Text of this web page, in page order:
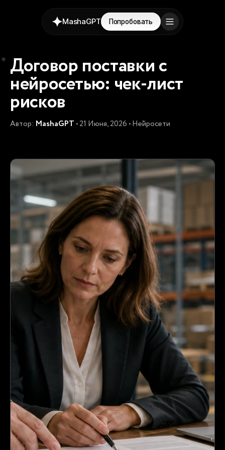
MashaGPT Попробовать
Договор поставки с
нейросетью: чек-лист
рисков
Автор: MashaGPT • 21 Июня, 2026 • Нейросети